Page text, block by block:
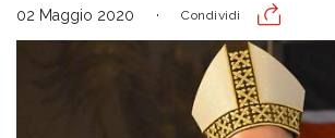
02 Maggio 2020 Condividi